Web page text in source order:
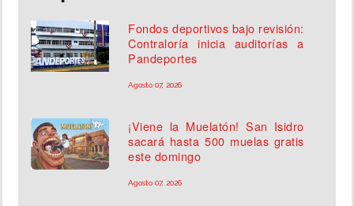
Fondos deportivos bajo revisión:
Contraloría inicia auditorías a
Pandeportes
Agosto 07, 2026
¡Viene la Muelatón! San Isidro
sacará hasta 500 muelas gratis
este domingo
Agosto 07, 2026